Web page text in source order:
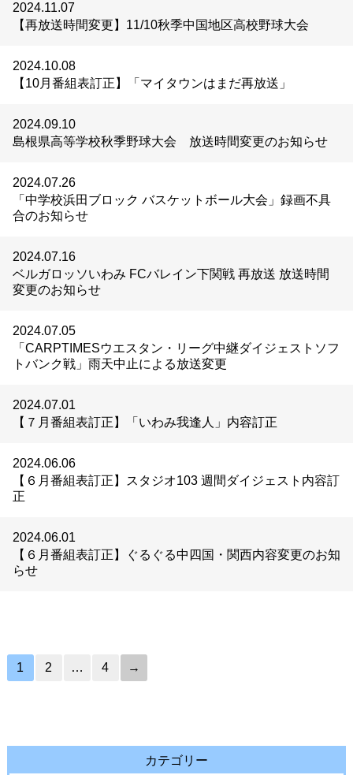
2024.11.07
【再放送時間変更】11/10秋季中国地区高校野球大会
2024.10.08
【10月番組表訂正】「マイタウンはまだ再放送」
2024.09.10
島根県高等学校秋季野球大会 放送時間変更のお知らせ
2024.07.26
「中学校浜田ブロック バスケットボール大会」録画不具
合のお知らせ
2024.07.16
ベルガロッソいわみ FCバレイン下関戦 再放送 放送時間
変更のお知らせ
2024.07.05
「CARPTIMESウエスタン・リーグ中継ダイジェストソフ
トバンク戦」雨天中止による放送変更
2024.07.01
【７月番組表訂正】「いわみ我逢人」内容訂正
2024.06.06
【６月番組表訂正】スタジオ103 週間ダイジェスト内容訂
正
2024.06.01
【６月番組表訂正】ぐるぐる中四国・関西内容変更のお知
らせ
1 2 … 4 →
カテゴリー